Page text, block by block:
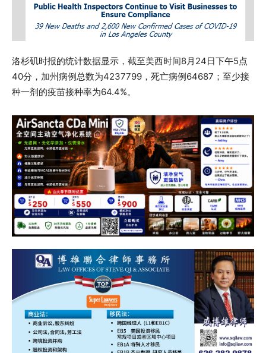
洛杉矶时报的统计数据显示，截至美西时间8月24日下午5点
40分，加州病例总数为4237799，死亡病例64687；至少接
种一剂的疫苗接种率为64.4%。